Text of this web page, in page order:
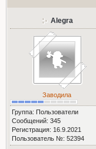
Alegra
Заводила
Группа: Пользователи
Сообщений: 345
Регистрация: 16.9.2021
Пользователь №: 52394